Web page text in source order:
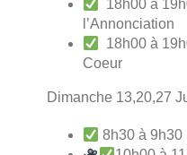
18h00 à
l’Annonciation
18h00 à
Coeur
Dimanche 13,20,27
8h30 à 9h30